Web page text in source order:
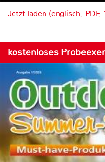
Jetzt laden (englisch, PDF,
kostenloses